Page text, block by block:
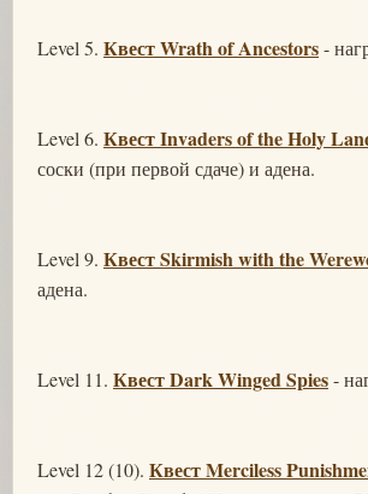
Level 5. Квест Wrath of Ancestors-
Level 6. Квест Invaders of the Holy
соски (при первой сдаче) и адена.
Level 9. Квест Skirmish with the
адена.
Level 11. Квест Dark Winged Spies-
Level 12 (10). Квест Merciless